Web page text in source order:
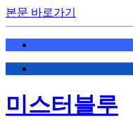
본문 바로가기
미스터블루